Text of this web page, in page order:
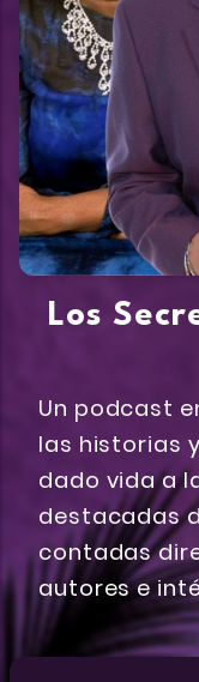
Los
Un podcast
las historias
dado vida a
destacadas
contadas
autores e